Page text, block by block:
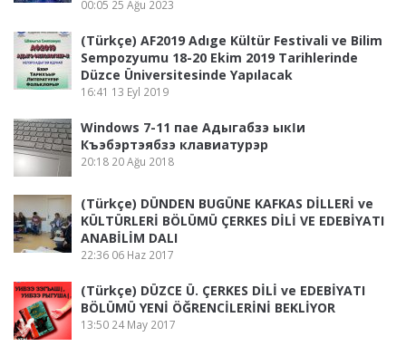
00:05 25 Ağu 2023
(Türkçe) AF2019 Adıge Kültür Festivali ve Bilim
Sempozyumu 18-20 Ekim 2019 Tarihlerinde
Düzce Üniversitesinde Yapılacak
16:41 13 Eyl 2019
Windows 7-11 пае Адыгабзэ ыкӏи
Къэбэртэябзэ клавиатурэр
20:18 20 Ağu 2018
(Türkçe) DÜNDEN BUGÜNE KAFKAS DİLLERİ ve
KÜLTÜRLERİ BÖLÜMÜ ÇERKES DİLİ VE EDEBİYATI
ANABİLİM DALI
22:36 06 Haz 2017
(Türkçe) DÜZCE Ü. ÇERKES DİLİ ve EDEBİYATI
BÖLÜMÜ YENİ ÖĞRENCİLERİNİ BEKLİYOR
13:50 24 May 2017